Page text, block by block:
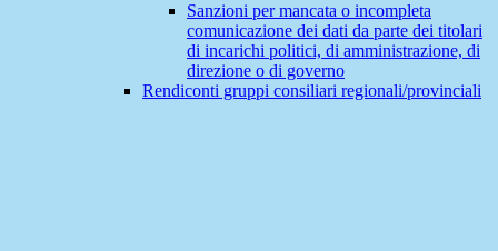
Sanzioni per mancata o incompleta
comunicazione dei dati da parte dei titolari
di incarichi politici, di amministrazione, di
direzione o di governo
Rendiconti gruppi consiliari regionali/provinciali